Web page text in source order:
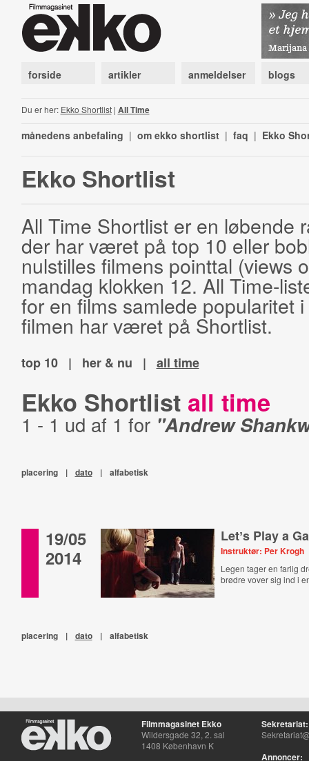
forside artikler anmeldelser blogs
Du er her: Ekko Shortlist| All Time
månedens anbefaling | om ekko shortlist | faq | Ekko
Ekko Shortlist
All Time Shortlist er en løbende
der har været på top 10 eller
nulstilles filmens pointtal (views
mandag klokken 12. All Time-
for en films samlede popularitet
filmen har været på Shortlist.
top 10 | her & nu | all time
Ekko Shortlist all time
1 - 1 ud af 1 for "Andrew
placering | dato | alfabetisk
19/05
2014
Letʼs Play a
Instruktør: Per Krogh
Legen tager en farlig
brødre vover sig ind i
placering | dato | alfabetisk
Filmmagasinet Ekko
Wildersgade 32, 2. sal
1408 København K
Sekretariat:
Annoncer: